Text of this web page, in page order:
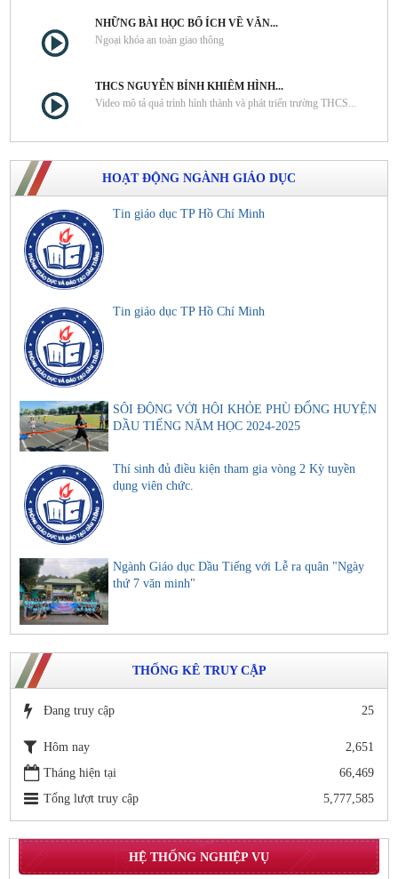
NHỮNG BÀI HỌC BỔ ÍCH VỀ VĂN...
Ngoại khóa an toàn giao thông
THCS NGUYỄN BỈNH KHIÊM HÌNH...
Video mô tả quá trình hình thành và phát triển trường THCS...
HOẠT ĐỘNG NGÀNH GIÁO DỤC
Tin giáo dục TP Hồ Chí Minh
Tin giáo dục TP Hồ Chí Minh
SÔI ĐỘNG VỚI HỘI KHỎE PHÙ ĐỔNG HUYỆN
DẦU TIẾNG NĂM HỌC 2024-2025
Thí sinh đủ điều kiện tham gia vòng 2 Kỳ tuyền
dụng viên chức.
Ngành Giáo dục Dầu Tiếng với Lễ ra quân "Ngày
thứ 7 văn minh"
THỐNG KÊ TRUY CẬP
Đang truy cập 25
Hôm nay
2,651
Tháng hiện tại
66,469
Tổng lượt truy cập
5,777,585
HỆ THỐNG NGHIỆP VỤ